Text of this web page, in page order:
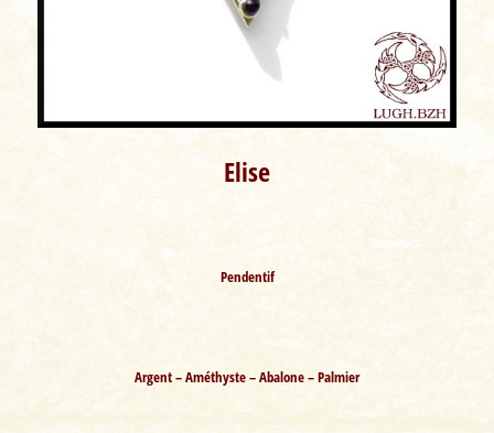
Elise
Pendentif
Argent – Améthyste – Abalone – Palmier